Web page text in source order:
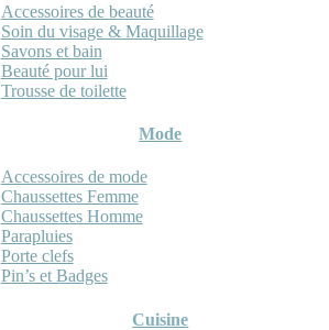
Accessoires de beauté
Soin du visage & Maquillage
Savons et bain
Beauté pour lui
Trousse de toilette
Mode
Accessoires de mode
Chaussettes Femme
Chaussettes Homme
Parapluies
Porte clefs
Pin’s et Badges
Cuisine